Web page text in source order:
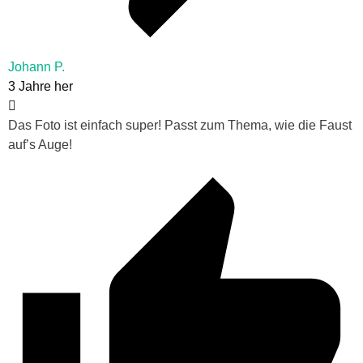
Johann P.
3 Jahre her
Das Foto ist einfach super! Passt zum Thema, wie die Faust
auf’s Auge!